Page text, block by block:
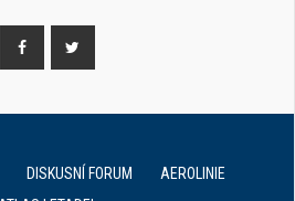
DISKUSNÍ FORUM
AEROLINIE